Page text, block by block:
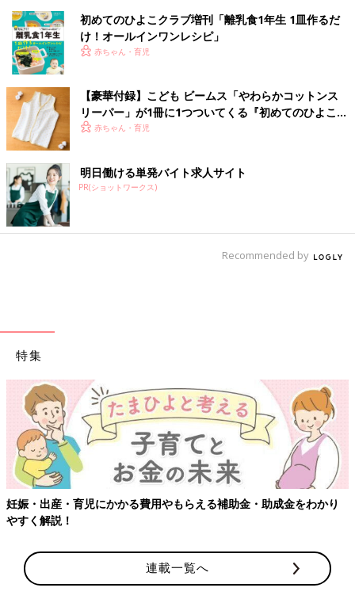
初めてのひよこクラブ増刊「離乳食1年生 1皿作るだ
け！オールインワン​レシピ」
赤ちゃん・育児
【豪華付録】こども ビームス「やわらかコットンス
リーパー」が1冊に1つついてくる『初めてのひよこク
ラブ』春号が発売中！
赤ちゃん・育児
明日働ける単発バイト求人サイト
PR(ショットワークス)
Recommended by
特集
妊娠・出産・育児にかかる費用やもらえる補助金・助成金をわかり
やすく解説！
連載一覧へ